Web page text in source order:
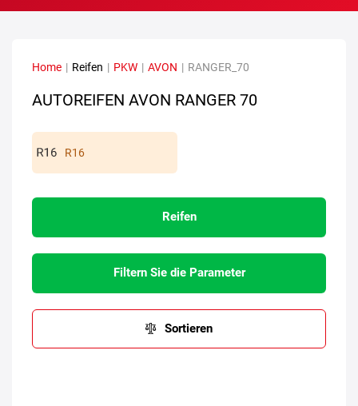
Home | Reifen | PKW | AVON | RANGER_70
AUTOREIFEN AVON RANGER 70
R16
Reifen
Filtern Sie die Parameter
Sortieren